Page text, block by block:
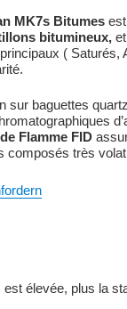
MK7s Bitumes
bitumineux,
( Saturés,
sur baguettes
Flamme FID
composés très
élevée, plus la